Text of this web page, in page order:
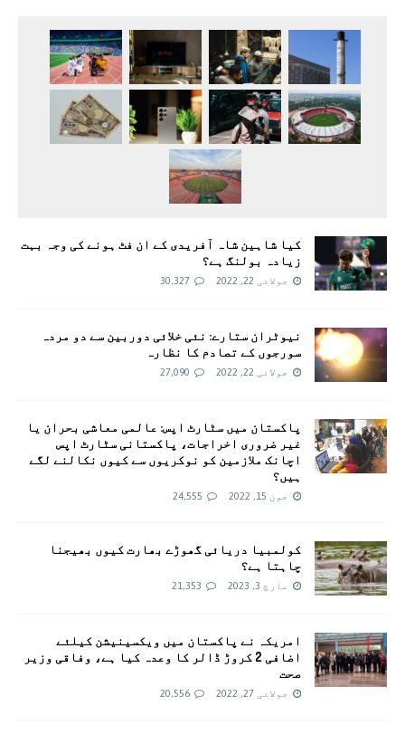
کیا شاہین شاہ آفریدی کے ان فٹ ہونے کی وجہ بہت
زیادہ بولنگ ہے؟
جولائی 22, 2022 30,327
نیوٹران ستارے: نئی خلائی دوربین سے دو مردہ
سورجوں کے تصادم کا نظارہ
جولائی 22, 2022 27,090
پاکستان میں سٹارٹ اپس: عالمی معاشی بحران یا
غیر ضروری اخراجات، پاکستانی سٹارٹ اپس
اچانک ملازمین کو نوکریوں سے کیوں نکالنے لگے
ہیں؟
جون 15, 2022 24,555
کولمبیا دریائی گھوڑے بھارت کیوں بھیجنا
چاہتا ہے؟
مارچ 3, 2023 21,353
امريکہ نے پاکستان میں ویکسینیشن کیلئے
اضافی 2 کروڑ ڈالر کا وعدہ کیا ہے، وفاقی وزیر
صحت
جولائی 27, 2022 20,556